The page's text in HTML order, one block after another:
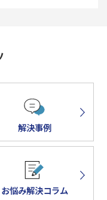
解決事例
お悩み解決コラム